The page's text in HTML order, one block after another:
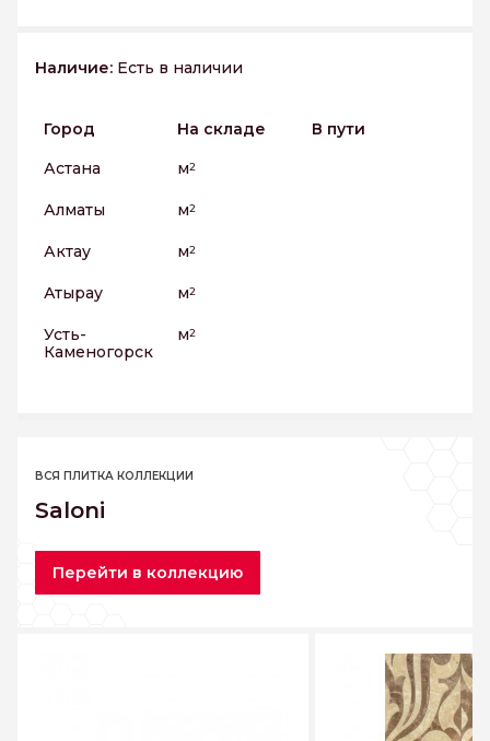
Наличие: Есть в наличии
Город На складе
В пути
Астана
м2
Алматы м2
Актау м2
Атырау м2
Усть-
Каменогорск
м2
ВСЯ ПЛИТКА КОЛЛЕКЦИИ
Saloni
Перейти в коллекцию